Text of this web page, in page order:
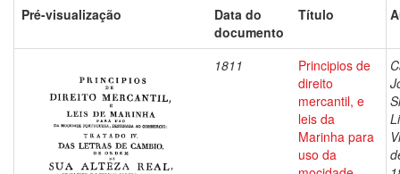
Pré-visualização
Data do
documento
Título
1811
Principios de
direito
mercantil, e
leis da
Marinha para
uso da